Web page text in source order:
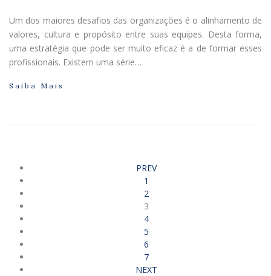
Um dos maiores desafios das organizações é o alinhamento de
valores, cultura e propósito entre suas equipes. Desta forma,
uma estratégia que pode ser muito eficaz é a de formar esses
profissionais. Existem uma série…
Saiba Mais
PREV
1
2
3
4
5
6
7
NEXT